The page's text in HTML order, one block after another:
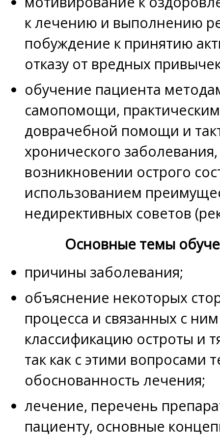
к лечению и выполнению
побуждение к принятию
отказу от вредных
обучение пациента
самопомощи,
доврачебной помощи и
хронического
возникновении острого
использованием
недирективных советов
Основные темы
причины заболевания;
объяснение некоторых
процесса и связанных с
классификацию остроты и
так как с этими вопросами
обоснованность лечения;
лечение, перечень
пациенту, основные